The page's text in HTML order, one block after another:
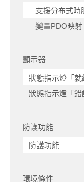
支援分布式時
變量PDO映射
顯示器
狀態指示燈「就
狀態指示燈「錯
防護功能
防護功能
環境條件